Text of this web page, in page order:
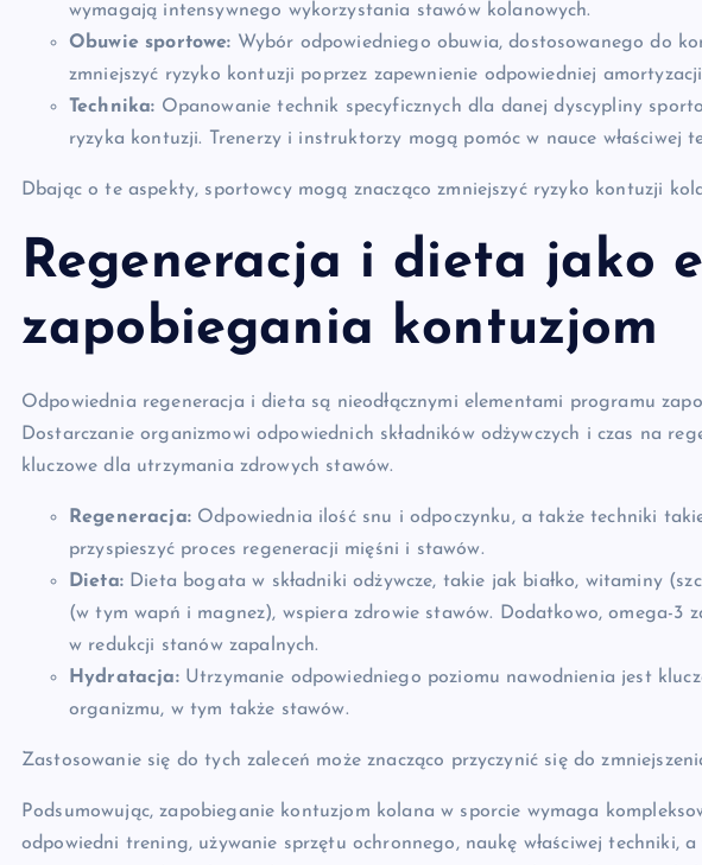
wymagają intensywnego wykorzystania stawów kolanowych.
Obuwie sportowe: Wybór odpowiedniego obuwia, dostosowanego do
zmniejszyć ryzyko kontuzji poprzez zapewnienie odpowiedniej
Technika: Opanowanie technik specyficznych dla danej dyscypliny
ryzyka kontuzji. Trenerzy i instruktorzy mogą pomóc w nauce właściwej
Dbając o te aspekty, sportowcy mogą znacząco zmniejszyć ryzyko kontuzji
Regeneracja i dieta jako
zapobiegania kontuzjom
Odpowiednia regeneracja i dieta są nieodłącznymi elementami programu
Dostarczanie organizmowi odpowiednich składników odżywczych i czas na
kluczowe dla utrzymania zdrowych stawów.
Regeneracja:Odpowiednia ilość snu i odpoczynku, a także techniki
przyspieszyć proces regeneracji mięśni i stawów.
Dieta:Dieta bogata w składniki odżywcze, takie jak białko, witaminy
(w tym wapń i magnez), wspiera zdrowie stawów. Dodatkowo, omega-3
w redukcji stanów zapalnych.
Hydratacja:Utrzymanie odpowiedniego poziomu nawodnienia jest
organizmu, w tym także stawów.
Zastosowanie się do tych zaleceń może znacząco przyczynić się do
Podsumowując, zapobieganie kontuzjom kolana w sporcie wymaga
odpowiedni trening, używanie sprzętu ochronnego, naukę właściwej techniki,